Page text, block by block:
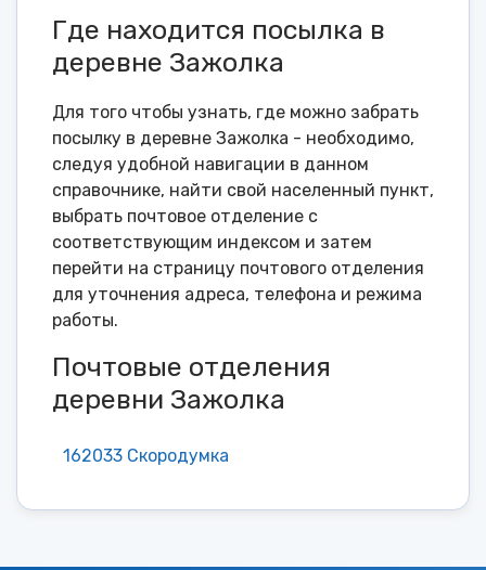
Где находится посылка в
деревне Зажолка
Для того чтобы узнать, где можно забрать
посылку в деревне Зажолка - необходимо,
следуя удобной навигации в данном
справочнике, найти свой населенный пункт,
выбрать почтовое отделение с
соответствующим индексом и затем
перейти на страницу почтового отделения
для уточнения адреса, телефона и режима
работы.
Почтовые отделения
деревни Зажолка
162033 Скородумка